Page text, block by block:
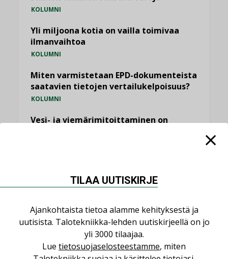
KOLUMNI
Yli miljoona kotia on vailla toimivaa
ilmanvaihtoa
KOLUMNI
Miten varmistetaan EPD-dokumenteista
saatavien tietojen vertailukelpoisuus?
KOLUMNI
Vesi- ja viemärimitoittaminen on
KATSO KAIKKI
NIMITYKSET
TILAA UUTISKIRJE
Ajankohtaista tietoa alamme kehityksestä ja
uutisista. Talotekniikka-lehden uutiskirjeellä on jo
yli 3000 tilaajaa.
Lue tietosuojaselosteestamme, miten